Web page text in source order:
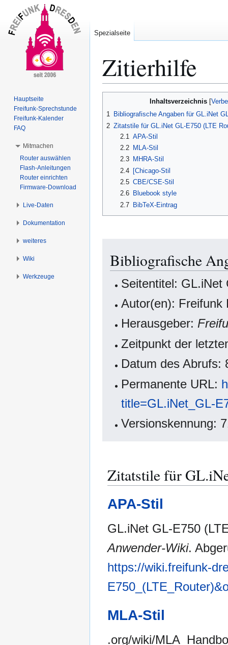
Zitierhilfe
Inhaltsverzeichnis
1 Bibliografische Angaben für GL.iNet
2 Zitatstile für GL.iNet GL-E750 (LTE
2.1
APA-Stil
2.2
MLA-Stil
2.3
MHRA-Stil
2.4
[Chicago-Stil
2.5 CBE/CSE-Stil
2.6
Bluebook style
2.7 BibTeX-Eintrag
Bibliografische
Seitentitel: GL.iNet
Autor(en): Freifunk
Herausgeber:
Zeitpunkt der
Datum des Abrufs:
Permanente URL:
title=GL.iNet_GL-
Versionskennung:
Zitatstile für
APA-Stil
GL.iNet GL-E750
Anwender-Wiki.
https://wiki.freifunk-
MLA-Stil
.org/wiki/
Spezialseite
Hauptseite
Freifunk-Sprechstunde
Freifunk-Kalender
FAQ
Mitmachen
Router auswählen
Flash-Anleitungen
Router einrichten
Firmware-Download
Live-Daten
Dokumentation
weiteres
Wiki
Werkzeuge